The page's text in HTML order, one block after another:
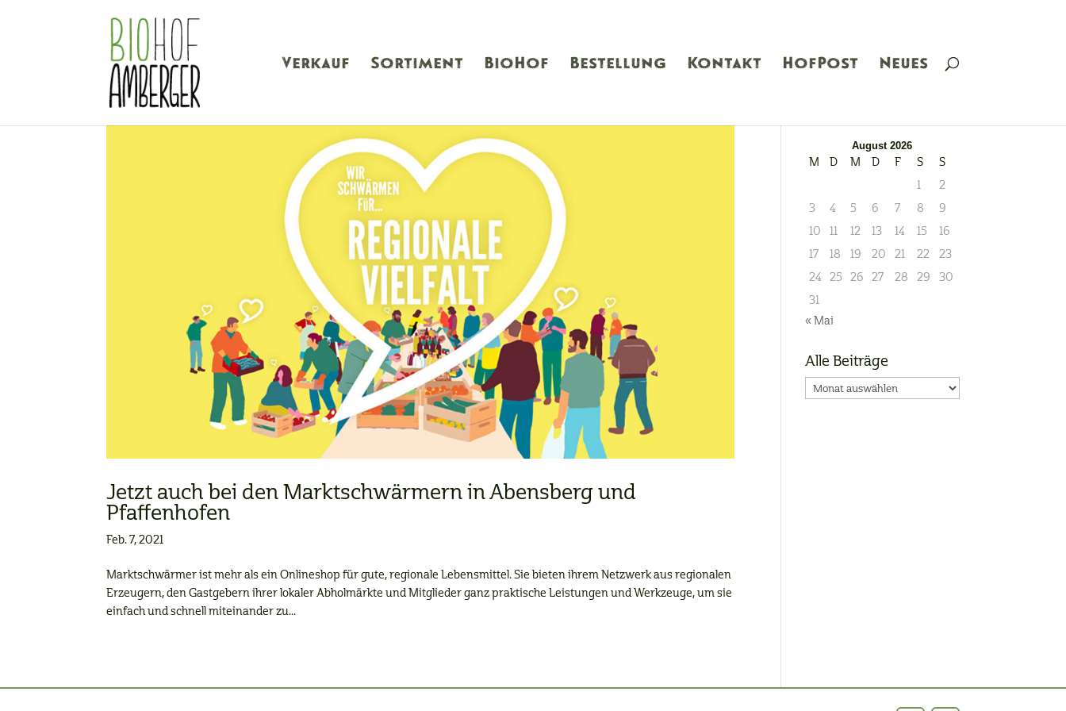
Verkauf Sortiment BioHof Bestellung Kontakt HofPost Neues
Jetzt auch bei den Marktschwärmern in Abensberg und
Pfaffenhofen
Feb. 7, 2021
Marktschwärmer ist mehr als ein Onlineshop für gute, regionale Lebensmittel. Sie bieten ihrem Netzwerk aus regionalen
Erzeugern, den Gastgebern ihrer lokaler Abholmärkte und Mitglieder ganz praktische Leistungen und Werkzeuge, um sie
einfach und schnell miteinander zu...
August 2026
M D M D F S
S
1
2
3
4 5 6 7 8
9
10
11 12 13 14 15
16
17
18 19 20 21 22
23
24 25 26 27 28 29
30
31
« Mai
Alle Beiträge
Alle
Beiträge